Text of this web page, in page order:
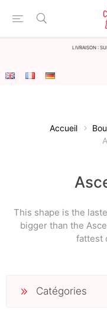
LIvraison :
Accueil
This shape is the
bigger than the
fattest
Catégories